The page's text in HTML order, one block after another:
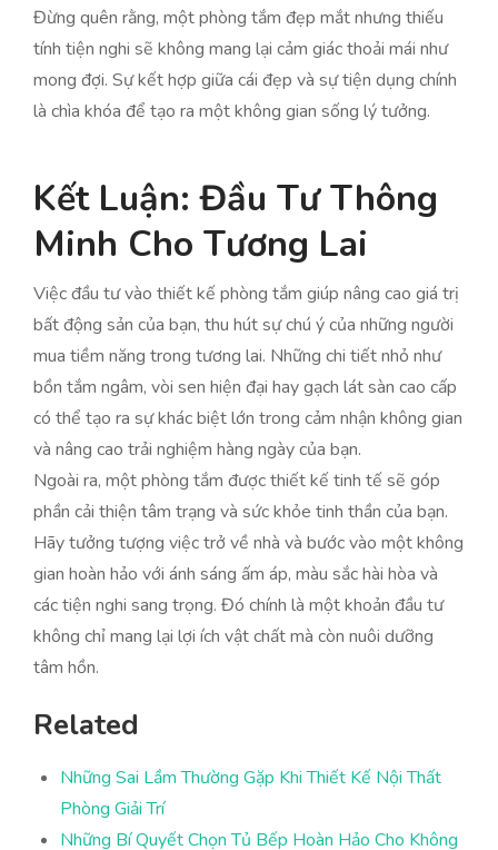
Đừng quên rằng, một phòng tắm đẹp mắt nhưng thiếu
tính tiện nghi sẽ không mang lại cảm giác thoải mái như
mong đợi. Sự kết hợp giữa cái đẹp và sự tiện dụng chính
là chìa khóa để tạo ra một không gian sống lý tưởng.
Kết Luận: Đầu Tư Thông
Minh Cho Tương Lai
Việc đầu tư vào thiết kế phòng tắm giúp nâng cao giá trị
bất động sản của bạn, thu hút sự chú ý của những người
mua tiềm năng trong tương lai. Những chi tiết nhỏ như
bồn tắm ngâm, vòi sen hiện đại hay gạch lát sàn cao cấp
có thể tạo ra sự khác biệt lớn trong cảm nhận không gian
và nâng cao trải nghiệm hàng ngày của bạn.
Ngoài ra, một phòng tắm được thiết kế tinh tế sẽ góp
phần cải thiện tâm trạng và sức khỏe tinh thần của bạn.
Hãy tưởng tượng việc trở về nhà và bước vào một không
gian hoàn hảo với ánh sáng ấm áp, màu sắc hài hòa và
các tiện nghi sang trọng. Đó chính là một khoản đầu tư
không chỉ mang lại lợi ích vật chất mà còn nuôi dưỡng
tâm hồn.
Related
Những Sai Lầm Thường Gặp Khi Thiết Kế Nội Thất
Phòng Giải Trí
Những Bí Quyết Chọn Tủ Bếp Hoàn Hảo Cho Không